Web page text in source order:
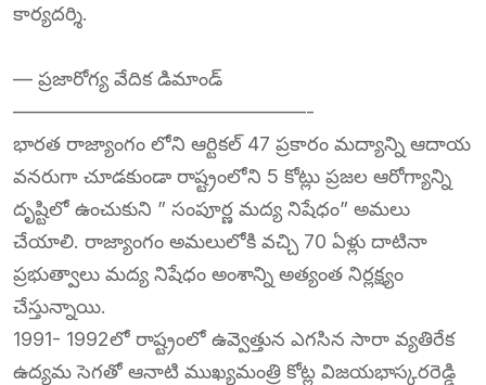
కార్యదర్శి.
— ప్రజారోగ్య వేదిక డిమాండ్
———————————————-
భారత రాజ్యాంగం లోని ఆర్టికల్ 47 ప్రకారం మద్యాన్ని ఆదాయ
వనరుగా చూడకుండా రాష్ట్రంలోని 5 కోట్లు ప్రజల ఆరోగ్యాన్ని
దృష్టిలో ఉంచుకుని ” సంపూర్ణ మద్య నిషేధం” అమలు
చేయాలి. రాజ్యాంగం అమలులోకి వచ్చి 70 ఏళ్లు దాటినా
ప్రభుత్వాలు మద్య నిషేధం అంశాన్ని అత్యంత నిర్లక్ష్యం
చేస్తున్నాయి.
1991- 1992లో రాష్ట్రంలో ఉవ్వెత్తున ఎగసిన సారా వ్యతిరేక
ఉద్యమ సెగతో ఆనాటి ముఖ్యమంత్రి కోట్ల విజయభాస్కరరెడ్డి